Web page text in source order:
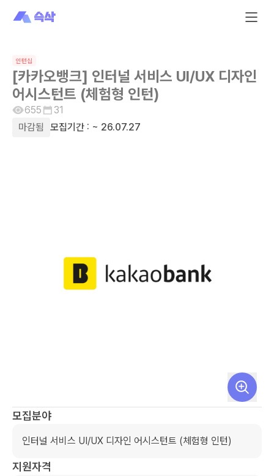
인턴십
[카카오뱅크] 인터널 서비스 UI/UX 디자인
어시스턴트 (체험형 인턴)
655
31
마감됨
모집기간 : ~ 26.07.27
모집분야
인터널 서비스 UI/UX 디자인 어시스턴트 (체험형 인턴)
지원자격